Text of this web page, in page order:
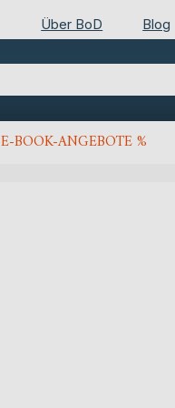
Über BoD Blog
E-BOOK-ANGEBOTE %